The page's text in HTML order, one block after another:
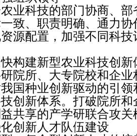
业科技的部门协商、
致、职责明确、通力
源配置，加强不同科
快构建新型农业科技创新
院所、大专院校和企
国种业创新驱动的引
创新体系。打破院所
共享的产学研联合攻关
化创新人才队伍建设